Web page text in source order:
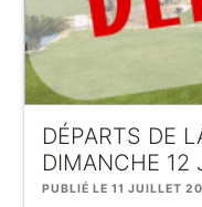
DÉPARTS DE
DIMANCHE 12
PUBLIÉ LE 11 JUILLET